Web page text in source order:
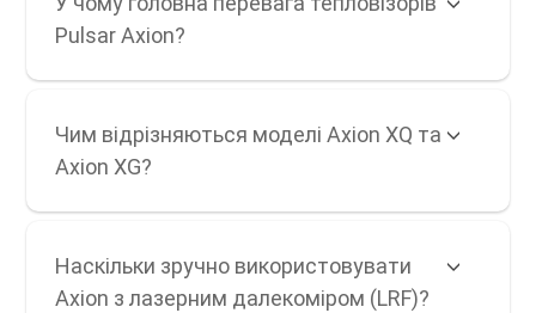
Pulsar Axion?
Чим відрізняються моделі Axion XQ та
Axion XG?
Наскільки зручно використовувати
Axion з лазерним далекоміром (LRF)?